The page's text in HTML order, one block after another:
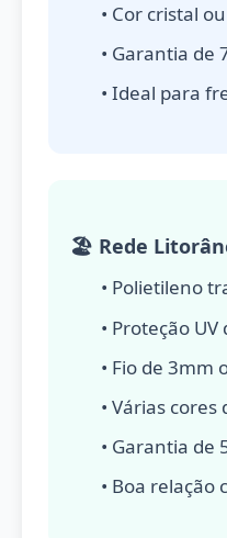
• Cor cristal
• Garantia de
• Ideal para
🏖️ Rede
• Polietileno
• Proteção UV
• Fio de 3mm
• Várias
• Garantia de
• Boa relação